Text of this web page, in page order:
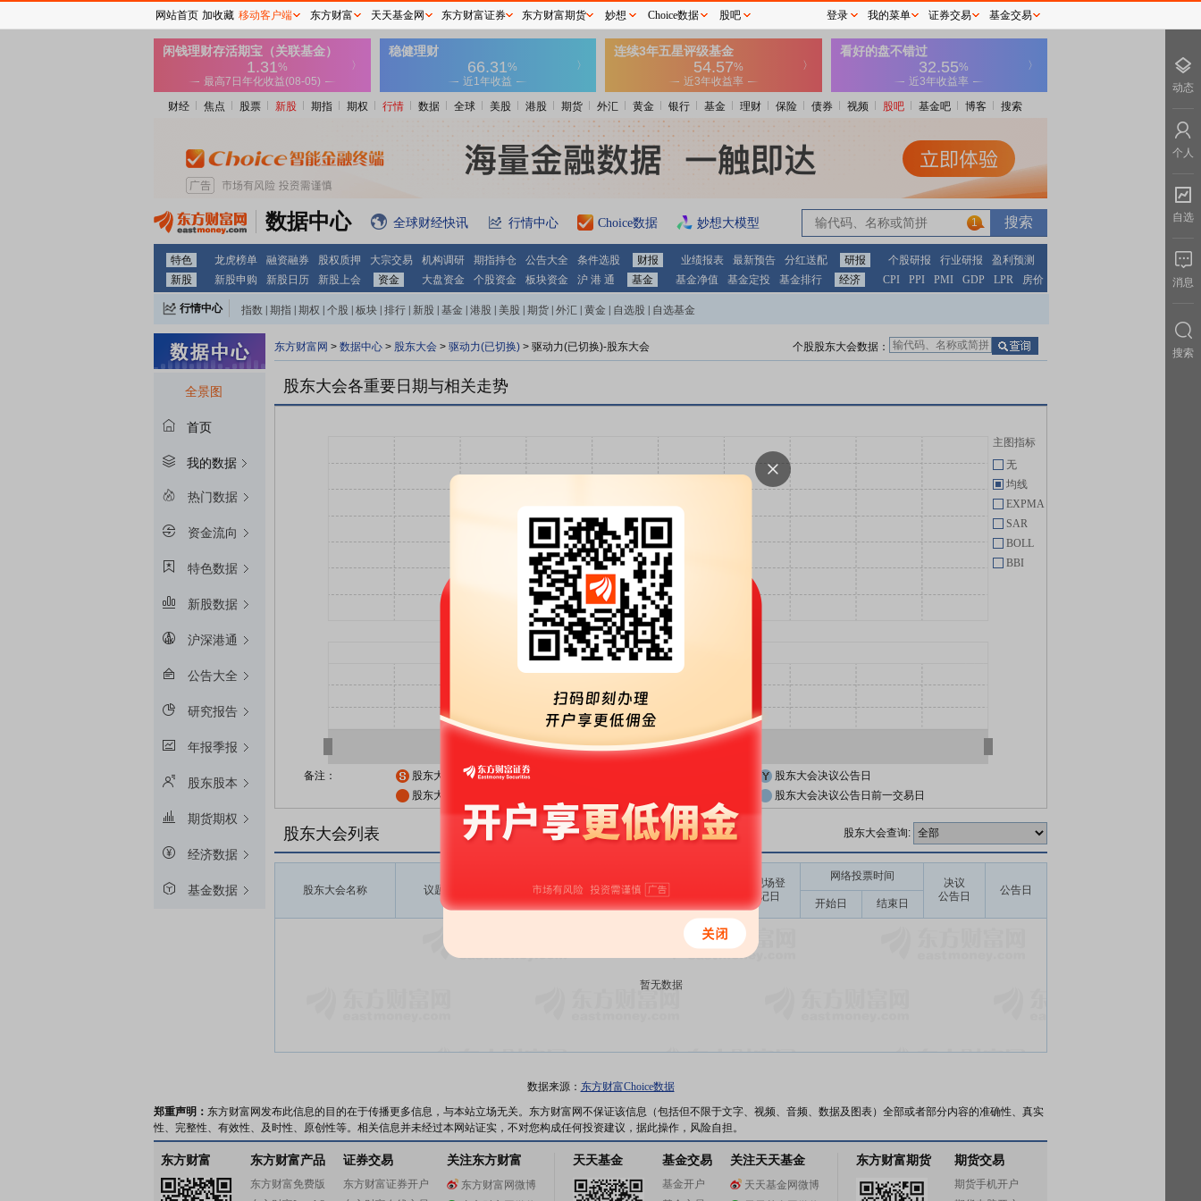
财经 焦点 股票 新股 期指 期权 行情 数据 全球 美股 港股 期货 外汇 黄金 银行 基金 理财 保险 债券 视频 股吧 基金吧 博客 搜索
数据中心 全球财经快讯 行情中心 Choice数据 妙想大模型 1
特色 龙虎榜单 融资融券 股权质押 大宗交易 机构调研 期指持仓 公告大全 条件选股 财报 业绩报表 最新预告 分红送配 研报 个股研报 行业研报
盈利预测
新股
新股申购 新股日历 新股上会 资金 大盘资金 个股资金 板块资金 沪 港 通 基金 基金净值 基金定投 基金排行 经济 CPI PPI PMI GDP LPR 房价
行情中心 指数 期指 期权 个股 板块 排行 新股 基金 港股 美股 期货 外汇 黄金 自选股 自选基金
全景图
首页
我的数据
热门数据
资金流向
特色数据
新股数据
沪深港通
公告大全
研究报告
年报季报
股东股本
期货期权
经济数据
基金数据
东方财富网 > 数据中心 > 股东大会 > 驱动力(已切换) > 驱动力(已切换)-股东大会 个股股东大会数据：
股东大会各重要日期与相关走势
主图指标
无
均线
EXPMA
SAR
BOLL
BBI
备注： 股东大会公告日
股东大会决议公告日
股东大会公告日前一交易日
股东大会决议公告日前一交易日
股东大会列表 股东大会查询:
股东大会名称 议题涉及内容
股权登记日
现场登
记日
网络投票时间
决议
公告日
公告日
开始日
结束日 开始日 结束日
暂无数据
数据来源： 东方财富Choice数据
郑重声明： 东方财富网发布此信息的目的在于传播更多信息，与本站立场无关。东方财富网不保证该信息（包括但不限于文字、视频、音频、数据及图表）全部或者部分内容的准确性、真实
性、完整性、有效性、及时性、原创性等。相关信息并未经过本网站证实，不对您构成任何投资建议，据此操作，风险自担。
东方财富 东方财富产品
东方财富免费版
证券交易
东方财富证券开户
关注东方财富
东方财富网微博
天天基金 基金交易
基金开户
关注天天基金
天天基金网微博
东方财富期货 期货交易
期货手机开户
网站首页 加收藏 移动客户端 东方财富 天天基金网 东方财富证券 东方财富期货 妙想 Choice数据 股吧 登录 我的菜单 证券交易 基金交易
动态
个人
自选
消息
搜索